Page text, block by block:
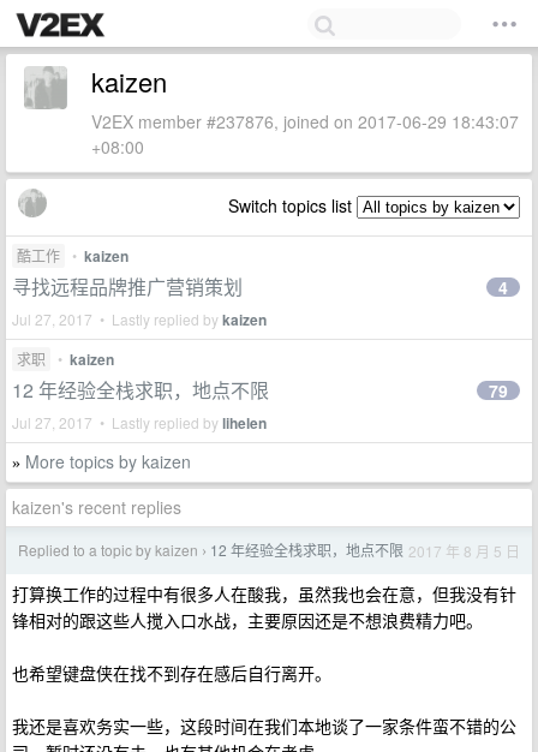
kaizen
V2EX member #237876, joined on 2017-06-29 18:43:07
+08:00
Switch topics list
酷工作 • kaizen
寻找远程品牌推广营销策划
Jul 27, 2017 • Lastly replied bykaizen
4
求职 • kaizen
12 年经验全栈求职，地点不限
Jul 27, 2017 • Lastly replied bylihelen
79
» More topics by kaizen
kaizen's recent replies
Replied to a topic by kaizen › 12 年经验全栈求职，地点不限 2017 年 8 月 5 日
打算换工作的过程中有很多人在酸我，虽然我也会在意，但我没有针
锋相对的跟这些人搅入口水战，主要原因还是不想浪费精力吧。
也希望键盘侠在找不到存在感后自行离开。
我还是喜欢务实一些，这段时间在我们本地谈了一家条件蛮不错的公